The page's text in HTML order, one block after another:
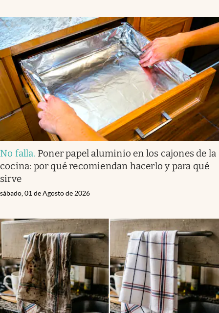
No falla. Poner papel aluminio en los cajones de la
cocina: por qué recomiendan hacerlo y para qué
sirve
sábado, 01 de Agosto de 2026